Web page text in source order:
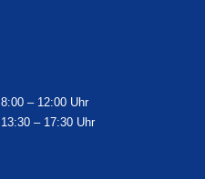
8:00 – 12:00 Uhr
13:30 – 17:30 Uhr